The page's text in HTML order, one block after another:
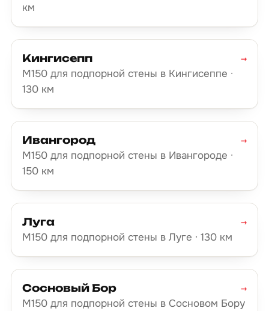
км
Кингисепп
М150 для подпорной стены в Кингисеппе ·
130 км
→
Ивангород
М150 для подпорной стены в Ивангороде ·
150 км
→
Луга
М150 для подпорной стены в Луге · 130 км
→
Сосновый Бор
М150 для подпорной стены в Сосновом Бору
→